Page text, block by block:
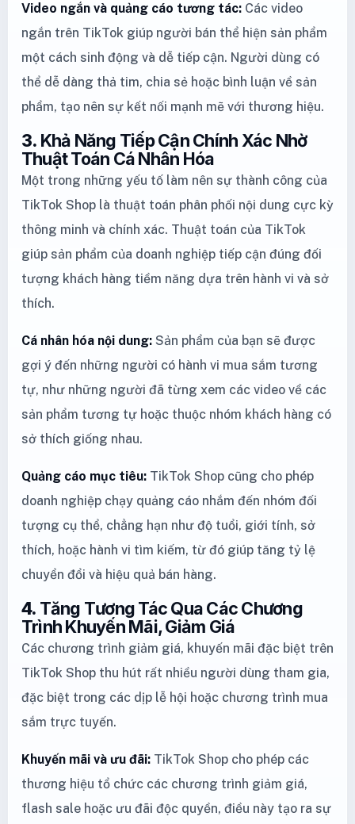
Video ngắn và quảng cáo tương tác: Các video
ngắn trên TikTok giúp người bán thể hiện sản phẩm
một cách sinh động và dễ tiếp cận. Người dùng có
thể dễ dàng thả tim, chia sẻ hoặc bình luận về sản
phẩm, tạo nên sự kết nối mạnh mẽ với thương hiệu.
3. Khả Năng Tiếp Cận Chính Xác Nhờ
Thuật Toán Cá Nhân Hóa
Một trong những yếu tố làm nên sự thành công của
TikTok Shop là thuật toán phân phối nội dung cực kỳ
thông minh và chính xác. Thuật toán của TikTok
giúp sản phẩm của doanh nghiệp tiếp cận đúng đối
tượng khách hàng tiềm năng dựa trên hành vi và sở
thích.
Cá nhân hóa nội dung: Sản phẩm của bạn sẽ được
gợi ý đến những người có hành vi mua sắm tương
tự, như những người đã từng xem các video về các
sản phẩm tương tự hoặc thuộc nhóm khách hàng có
sở thích giống nhau.
Quảng cáo mục tiêu: TikTok Shop cũng cho phép
doanh nghiệp chạy quảng cáo nhắm đến nhóm đối
tượng cụ thể, chẳng hạn như độ tuổi, giới tính, sở
thích, hoặc hành vi tìm kiếm, từ đó giúp tăng tỷ lệ
chuyển đổi và hiệu quả bán hàng.
4. Tăng Tương Tác Qua Các Chương
Trình Khuyến Mãi, Giảm Giá
Các chương trình giảm giá, khuyến mãi đặc biệt trên
TikTok Shop thu hút rất nhiều người dùng tham gia,
đặc biệt trong các dịp lễ hội hoặc chương trình mua
sắm trực tuyến.
Khuyến mãi và ưu đãi: TikTok Shop cho phép các
thương hiệu tổ chức các chương trình giảm giá,
flash sale hoặc ưu đãi độc quyền, điều này tạo ra sự